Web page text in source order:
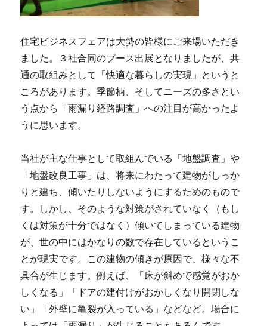
住宅ビジネスフェアは大勢の皆様にご来場いただき
ました。３社合同のブース出展となりましたが、共
通の取組みとして「快適な暮らしの実現」というと
ころがあります。季節柄、そしてニーズの多さとい
う点から「雨漏り経路調査」への注目が高かったよ
うに思います。
当社が主な仕事として取組んでいる「地盤調査」や
「地盤改良工事」は、将来にわたって建物がしっか
りと建ち、傾いたりしないようにするためのもので
す。しかし、そのような対策がされていなく（もし
くは対策が十分ではなく）傾いてしまっている建物
が、世の中にはかなりの数で存在しているというこ
とが現実です。この建物の傾きが原因で、様々な不
具合が生じます。例えば、「床が斜めで感覚がおか
しくなる」「ドアの建付けがおかしくなり開閉しな
い」「外壁に亀裂が入っている」などなど。場合に